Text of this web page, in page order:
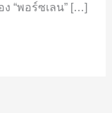
ง “พอร์ซเลน” […]